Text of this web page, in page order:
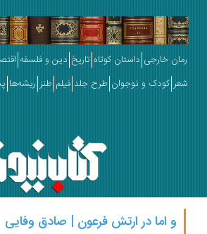
خارجی داستان کوتاه تاریخ دین و فلسفه اقتصاد
کودک و نوجوان طرح جلد فیلم طنز ریشه‌ها پس از
و اما در ارتش فرعون | صادق وفایی